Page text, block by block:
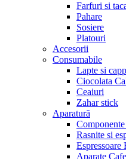
Farfuri si
Pahare
Sosiere
Platouri
Accesorii
Consumabile
Lapte si
Ciocolata
Ceaiuri
Zahar stick
Aparatură
Componente
Rasnite si
Espressoare
Aparate